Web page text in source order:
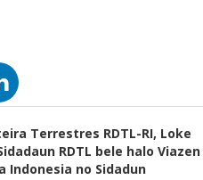
Terrestres RDTL-RI, Loke
RDTL bele halo Viazen
Indonesia no Sidadun